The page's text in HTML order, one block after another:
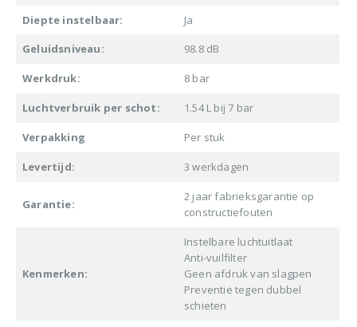
Diepte instelbaar:
Ja
Geluidsniveau:
98.8 dB
Werkdruk: 8 bar
Luchtverbruik per schot: 1.54 L bij 7 bar
Verpakking Per stuk
Levertijd: 3 werkdagen
Garantie:
2 jaar fabrieksgarantie op
constructiefouten
Kenmerken:
Instelbare luchtuitlaat
Anti-vuilfilter
Geen afdruk van slagpen
Preventie tegen dubbel
schieten